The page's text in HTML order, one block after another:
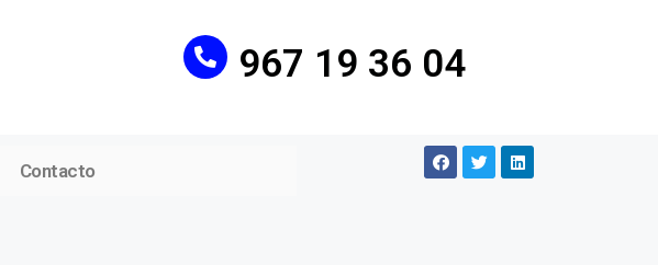
967 19 36 04
Contacto